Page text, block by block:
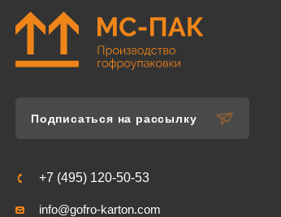
Подписаться на рассылку
+7 (495) 120-50-53
info@gofro-karton.com